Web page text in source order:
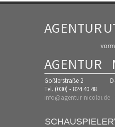
AGENTUR
AGENTUR
Goßlerstraße 2
Tel. (030) - 824 40 48
info@agentur-nicolai.de